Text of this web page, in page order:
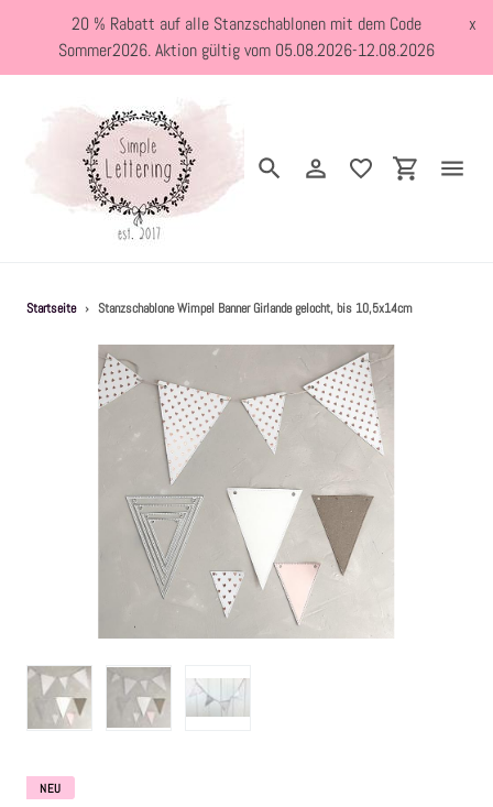
Inhalt
20 % Rabatt auf alle Stanzschablonen mit dem Code
Sommer2026. Aktion gültig vom 05.08.2026-12.08.2026
x
SuchenEinloggen
Kreativblog
Embossing Pulver WOW
Kartendeko Embellishments
Präge-, Universal- Maskierschablonen
Startseite › Stanzschablone Wimpel Banner Girlande gelocht, bis 10,5x14cm
NEU